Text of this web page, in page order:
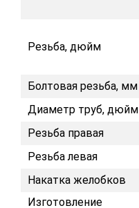
Резьба, дюйм
Болтовая резьба, мм
Диаметр труб, дюйм
Резьба правая
Резьба левая
Накатка желобков
Изготовление